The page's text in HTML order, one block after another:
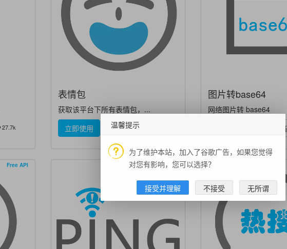
27.7k
表情包
获取该平台下所有表情包，...
立即使用
技术文档
图片转base64
网络图片转 base64
技术文档
Free API Free API
温馨提示
为了维护本站，加入了谷歌广告，如果您觉得
对您有影响，您可以选择？
接受并理解 不接受 无所谓